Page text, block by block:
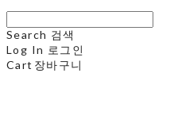
Search 검색
Log In 로그인
Cart 장바구니